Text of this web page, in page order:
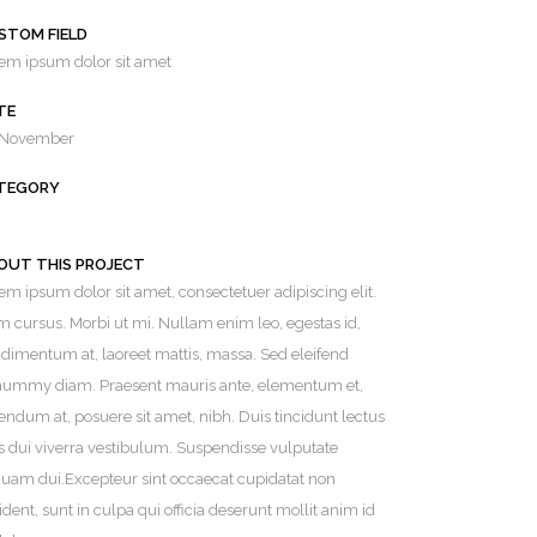
FIELD
ipsum dolor sit amet
THIS PROJECT
ipsum dolor sit amet, consectetuer adipiscing elit.
cursus. Morbi ut mi. Nullam enim leo, egestas id,
at, laoreet mattis, massa. Sed eleifend
diam. Praesent mauris ante, elementum et,
at, posuere sit amet, nibh. Duis tincidunt lectus
dui viverra vestibulum. Suspendisse vulputate
dui.Excepteur sint occaecat cupidatat non
sunt in culpa qui officia deserunt mollit anim id